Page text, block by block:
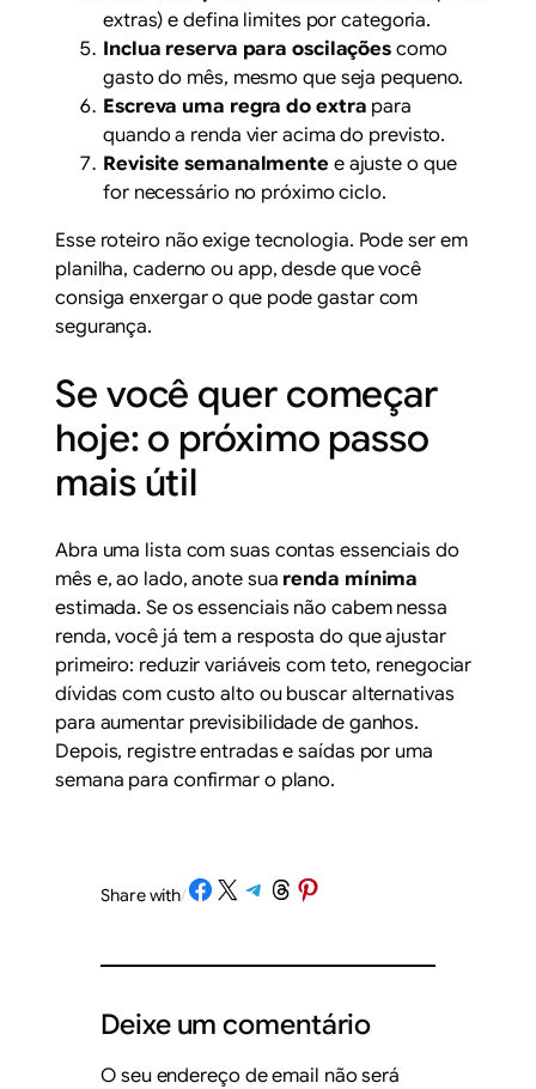
extras) e defina limites por categoria.
Inclua reserva para oscilações como
gasto do mês, mesmo que seja pequeno.
Escreva uma regra do extra para
quando a renda vier acima do previsto.
Revisite semanalmente e ajuste o que
for necessário no próximo ciclo.
Esse roteiro não exige tecnologia. Pode ser em
planilha, caderno ou app, desde que você
consiga enxergar o que pode gastar com
segurança.
Se você quer começar
hoje: o próximo passo
mais útil
Abra uma lista com suas contas essenciais do
mês e, ao lado, anote sua renda mínima
estimada. Se os essenciais não cabem nessa
renda, você já tem a resposta do que ajustar
primeiro: reduzir variáveis com teto, renegociar
dívidas com custo alto ou buscar alternativas
para aumentar previsibilidade de ganhos.
Depois, registre entradas e saídas por uma
semana para confirmar o plano.
Share with/Share on Facebook
Share on X Share on Telegram
Share on Threads
Share on Pinterest
Deixe um comentário
O seu endereço de email não será